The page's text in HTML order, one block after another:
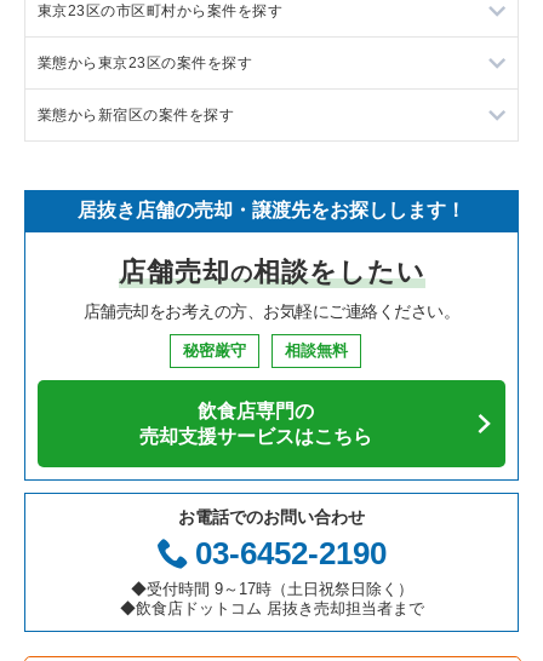
フランス料理の居抜き売却物件の案件一覧
イタリア料理の居抜き売却物件の案件一覧
中華の居抜き売却物件の案件一覧
寿司の居抜き売却物件の案件一覧
焼肉の居抜き売却物件の案件一覧
鉄板焼き・お好み焼の居抜き売却物件の案件一覧
カフェの居抜き売却物件の案件一覧
テイクアウトの居抜き売却物件の案件一覧
お弁当・惣菜・デリの居抜き売却物件の案件一覧
カラオケ・パブ・スナックの居抜き売却物件の案件一覧
バーの居抜き売却物件の案件一覧
東京23区の飲食店の居抜き売却物件の案件一覧
東京都下の飲食店の居抜き売却物件の案件一覧
千葉県の飲食店の居抜き売却物件の案件一覧
神奈川県の飲食店の居抜き売却物件の案件一覧
大阪府の飲食店の居抜き売却物件の案件一覧
兵庫県の飲食店の居抜き売却物件の案件一覧
愛知県の飲食店の居抜き売却物件の案件一覧
岐阜県の飲食店の居抜き売却物件の案件一覧
三重県の飲食店の居抜き売却物件の案件一覧
東京23区の市区町村から案件を探す
目黒区の飲食店の居抜き売却物件の案件一覧
渋谷区の飲食店の居抜き売却物件の案件一覧
新宿区の飲食店の居抜き売却物件の案件一覧
葛飾区の飲食店の居抜き売却物件の案件一覧
中央区の飲食店の居抜き売却物件の案件一覧
千代田区の飲食店の居抜き売却物件の案件一覧
港区の飲食店の居抜き売却物件の案件一覧
足立区の飲食店の居抜き売却物件の案件一覧
板橋区の飲食店の居抜き売却物件の案件一覧
台東区の飲食店の居抜き売却物件の案件一覧
業態から東京23区の案件を探す
東京23区のラーメンの居抜き売却物件の案件一覧
東京23区のイタリア料理の居抜き売却物件の案件一覧
東京23区の中華の居抜き売却物件の案件一覧
東京23区のそば・うどんの居抜き売却物件の案件一覧
東京23区の焼肉の居抜き売却物件の案件一覧
東京23区の鉄板焼き・お好み焼の居抜き売却物件の案件一覧
東京23区のアジア料理の居抜き売却物件の案件一覧
東京23区のカフェの居抜き売却物件の案件一覧
東京23区のテイクアウトの居抜き売却物件の案件一覧
業態から新宿区の案件を探す
新宿区のフランス料理の居抜き売却物件の案件一覧
新宿区のイタリア料理の居抜き売却物件の案件一覧
新宿区の中華の居抜き売却物件の案件一覧
新宿区の寿司の居抜き売却物件の案件一覧
新宿区の焼肉の居抜き売却物件の案件一覧
新宿区の鉄板焼き・お好み焼の居抜き売却物件の案件一覧
新宿区のアジア料理の居抜き売却物件の案件一覧
新宿区のカフェの居抜き売却物件の案件一覧
居抜き店舗の売却・譲渡先をお探しします！
店舗売却の相談をしたい
店舗売却をお考えの方、お気軽にご連絡ください。
秘密厳守 相談無料
飲食店専門の
売却支援サービスはこちら
お電話でのお問い合わせ
03-6452-2190
◆受付時間 9～17時（土日祝祭日除く）
◆飲食店ドットコム 居抜き売却担当者まで